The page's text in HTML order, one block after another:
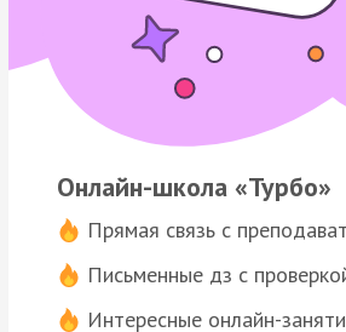
Онлайн-школа «Турбо»
Прямая связь с
Письменные дз с
Интересные онлайн-